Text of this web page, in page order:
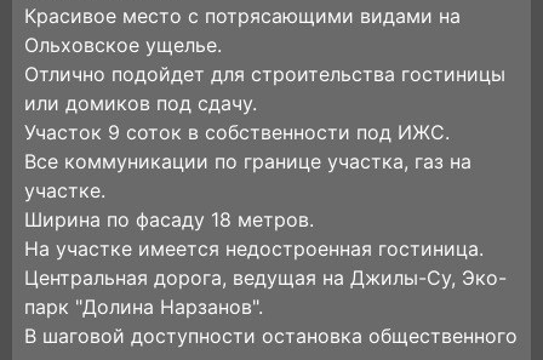
Красивое место с потрясающими видами на
Ольховское ущелье.
Отлично подойдет для строительства гостиницы
или домиков под сдачу.
Участок 9 соток в собственности под ИЖС.
Все коммуникации по границе участка, газ на
участке.
Ширина по фасаду 18 метров.
На участке имеется недостроенная гостиница.
Центральная дорога, ведущая на Джилы-Су, Эко-
парк "Долина Нарзанов".
В шаговой доступности остановка общественного